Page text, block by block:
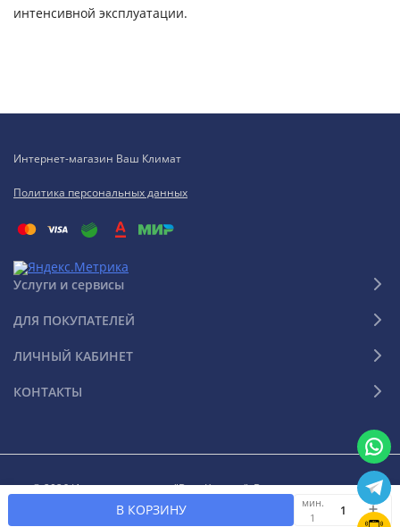
В КОРЗИНУ
мин.
1
интенсивной эксплуатации.
Интернет-магазин Ваш Климат
Политика персональных данных
Услуги и сервисы
ДЛЯ ПОКУПАТЕЛЕЙ
ЛИЧНЫЙ КАБИНЕТ
КОНТАКТЫ
© 2026 Интернет-магазин "Ваш Климат". Все права защищены